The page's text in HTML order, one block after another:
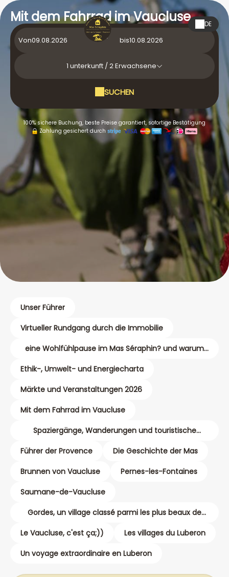
DE
Mit dem Fahrrad im Vaucluse
Von bis
1 unterkunft /2Erwachsene
SUCHEN
100% sichere Buchung, beste Preise garantiert, sofortige Bestätigung
Zahlung gesichert durch
Unser Führer
Virtueller Rundgang durch die Immobilie
eine Wohlfühlpause im Mas Séraphin? und warum
Ethik-, Umwelt- und Energiecharta
Märkte und Veranstaltungen 2026
Mit dem Fahrrad im Vaucluse
Spaziergänge, Wanderungen und touristische
Führer der Provence
Die Geschichte der Mas
Brunnen von Vaucluse
Pernes-les-Fontaines
Saumane-de-Vaucluse
Gordes, un village classé parmi les plus beaux de
Le Vaucluse, c'est ça;))
Les villages du Luberon
Un voyage extraordinaire en Luberon